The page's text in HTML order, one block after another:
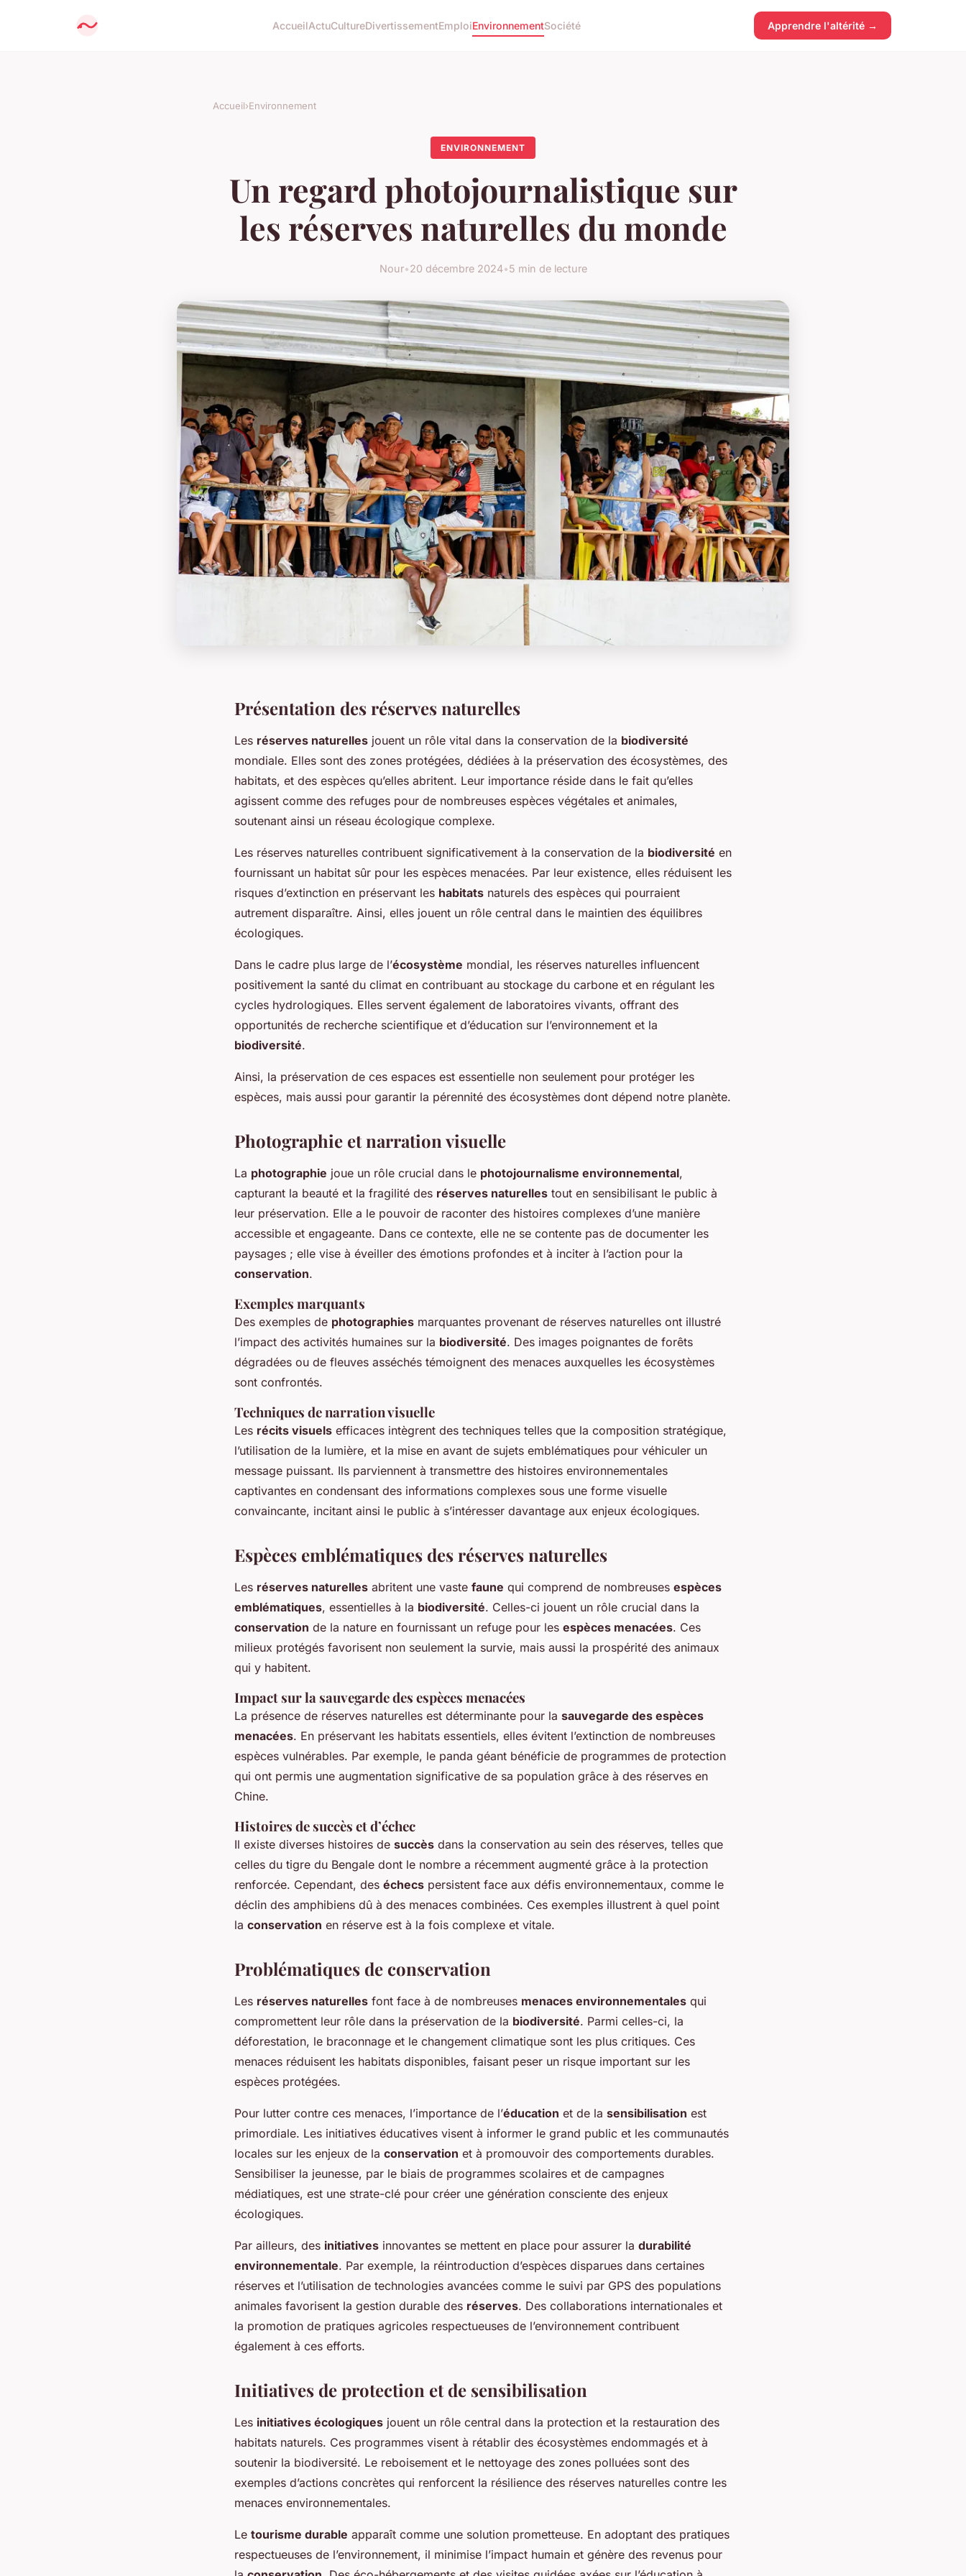
AccueilActuCultureDivertissementEmploiEnvironnementSociété Apprendre l'altérité →
Accueil›Environnement
ENVIRONNEMENT
Un regard photojournalistique sur
les réserves naturelles du monde
Nour•20 décembre 2024•5 min de lecture
Présentation des réserves naturelles
Les réserves naturelles jouent un rôle vital dans la conservation de la biodiversité
mondiale. Elles sont des zones protégées, dédiées à la préservation des écosystèmes, des
habitats, et des espèces qu’elles abritent. Leur importance réside dans le fait qu’elles
agissent comme des refuges pour de nombreuses espèces végétales et animales,
soutenant ainsi un réseau écologique complexe.
Les réserves naturelles contribuent significativement à la conservation de la biodiversité en
fournissant un habitat sûr pour les espèces menacées. Par leur existence, elles réduisent les
risques d’extinction en préservant les habitats naturels des espèces qui pourraient
autrement disparaître. Ainsi, elles jouent un rôle central dans le maintien des équilibres
écologiques.
Dans le cadre plus large de l’écosystème mondial, les réserves naturelles influencent
positivement la santé du climat en contribuant au stockage du carbone et en régulant les
cycles hydrologiques. Elles servent également de laboratoires vivants, offrant des
opportunités de recherche scientifique et d’éducation sur l’environnement et la
biodiversité.
Ainsi, la préservation de ces espaces est essentielle non seulement pour protéger les
espèces, mais aussi pour garantir la pérennité des écosystèmes dont dépend notre planète.
Photographie et narration visuelle
La photographie joue un rôle crucial dans le photojournalisme environnemental,
capturant la beauté et la fragilité des réserves naturelles tout en sensibilisant le public à
leur préservation. Elle a le pouvoir de raconter des histoires complexes d’une manière
accessible et engageante. Dans ce contexte, elle ne se contente pas de documenter les
paysages ; elle vise à éveiller des émotions profondes et à inciter à l’action pour la
conservation.
Exemples marquants
Des exemples de photographies marquantes provenant de réserves naturelles ont illustré
l’impact des activités humaines sur la biodiversité. Des images poignantes de forêts
dégradées ou de fleuves asséchés témoignent des menaces auxquelles les écosystèmes
sont confrontés.
Techniques de narration visuelle
Les récits visuels efficaces intègrent des techniques telles que la composition stratégique,
l’utilisation de la lumière, et la mise en avant de sujets emblématiques pour véhiculer un
message puissant. Ils parviennent à transmettre des histoires environnementales
captivantes en condensant des informations complexes sous une forme visuelle
convaincante, incitant ainsi le public à s’intéresser davantage aux enjeux écologiques.
Espèces emblématiques des réserves naturelles
Les réserves naturelles abritent une vaste faune qui comprend de nombreuses espèces
emblématiques, essentielles à la biodiversité. Celles-ci jouent un rôle crucial dans la
conservation de la nature en fournissant un refuge pour les espèces menacées. Ces
milieux protégés favorisent non seulement la survie, mais aussi la prospérité des animaux
qui y habitent.
Impact sur la sauvegarde des espèces menacées
La présence de réserves naturelles est déterminante pour la sauvegarde des espèces
menacées. En préservant les habitats essentiels, elles évitent l’extinction de nombreuses
espèces vulnérables. Par exemple, le panda géant bénéficie de programmes de protection
qui ont permis une augmentation significative de sa population grâce à des réserves en
Chine.
Histoires de succès et d’échec
Il existe diverses histoires de succès dans la conservation au sein des réserves, telles que
celles du tigre du Bengale dont le nombre a récemment augmenté grâce à la protection
renforcée. Cependant, des échecs persistent face aux défis environnementaux, comme le
déclin des amphibiens dû à des menaces combinées. Ces exemples illustrent à quel point
la conservation en réserve est à la fois complexe et vitale.
Problématiques de conservation
Les réserves naturelles font face à de nombreuses menaces environnementales qui
compromettent leur rôle dans la préservation de la biodiversité. Parmi celles-ci, la
déforestation, le braconnage et le changement climatique sont les plus critiques. Ces
menaces réduisent les habitats disponibles, faisant peser un risque important sur les
espèces protégées.
Pour lutter contre ces menaces, l’importance de l’éducation et de la sensibilisation est
primordiale. Les initiatives éducatives visent à informer le grand public et les communautés
locales sur les enjeux de la conservation et à promouvoir des comportements durables.
Sensibiliser la jeunesse, par le biais de programmes scolaires et de campagnes
médiatiques, est une strate-clé pour créer une génération consciente des enjeux
écologiques.
Par ailleurs, des initiatives innovantes se mettent en place pour assurer la durabilité
environnementale. Par exemple, la réintroduction d’espèces disparues dans certaines
réserves et l’utilisation de technologies avancées comme le suivi par GPS des populations
animales favorisent la gestion durable des réserves. Des collaborations internationales et
la promotion de pratiques agricoles respectueuses de l’environnement contribuent
également à ces efforts.
Initiatives de protection et de sensibilisation
Les initiatives écologiques jouent un rôle central dans la protection et la restauration des
habitats naturels. Ces programmes visent à rétablir des écosystèmes endommagés et à
soutenir la biodiversité. Le reboisement et le nettoyage des zones polluées sont des
exemples d’actions concrètes qui renforcent la résilience des réserves naturelles contre les
menaces environnementales.
Le tourisme durable apparaît comme une solution prometteuse. En adoptant des pratiques
respectueuses de l’environnement, il minimise l’impact humain et génère des revenus pour